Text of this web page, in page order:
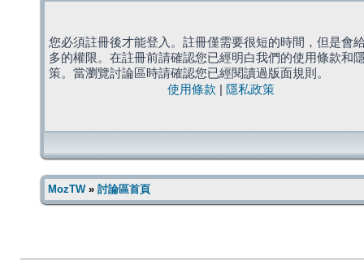
您必須註冊後才能登入。註冊僅需要很短的時間，但是會
多的權限。在註冊前請確認您已經明白我們的使用條款和
策。當瀏覽討論區時請確認您已經閱讀過版面規則。
使用條款
隱私政策
MozTW» 討論區首頁